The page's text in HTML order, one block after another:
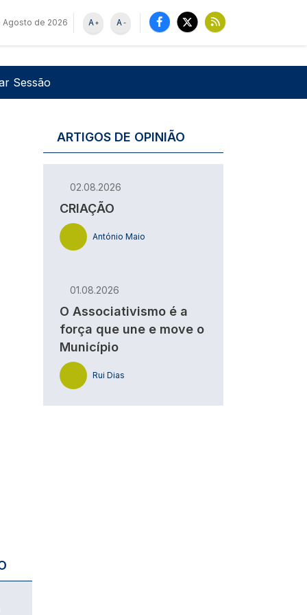
Agosto de 2026 -
A
+
A
de utilizador
Sessão
ARTIGOS DE OPINIÃO
02.08.2026
CRIAÇÃO
António Maio
01.08.2026
O Associativismo é a
força que une e move o
Município
Rui Dias